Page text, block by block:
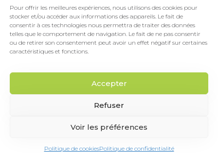
Pour offrir les meilleures expériences, nous utilisons des cookies pour
stocker et/ou accéder aux informations des appareils. Le fait de
consentir à ces technologies nous permettra de traiter des données
telles que le comportement de navigation. Le fait de ne pas consentir
ou de retirer son consentement peut avoir un effet négatif sur certaines
caractéristiques et fonctions.
Accepter
Refuser
Voir les préférences
Politique de cookiesPolitique de confidentialité
Numéro d’astreinte (24h/24) :
06 66 62 28 24
Intercommunalité
Recrutement |Mentions légales
confidentialité
©Commune de Reyrieux – Site réalisé paravicom’